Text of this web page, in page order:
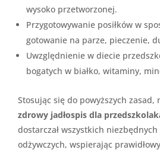
wysoko przetworzonej.
Przygotowywanie posiłków w
gotowanie na parze, pieczenie,
Uwzględnienie w diecie
bogatych w białko, witaminy,
Stosując się do powyższych zasad,
zdrowy jadłospis dla
dostarczał wszystkich niezbędnych
odżywczych, wspierając